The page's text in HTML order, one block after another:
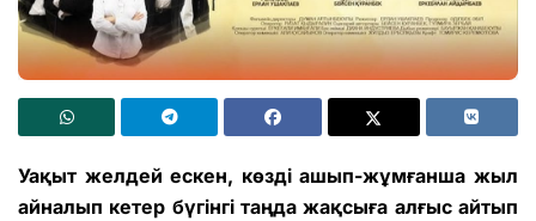
Уақыт желдей ескен, көзді ашып-жұмғанша жыл
айналып кетер бүгінгі таңда жақсыға алғыс айтып